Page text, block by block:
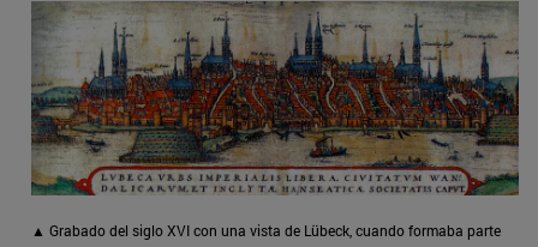
▲ Grabado del siglo XVI con una vista de Lübeck, cuando formaba parte